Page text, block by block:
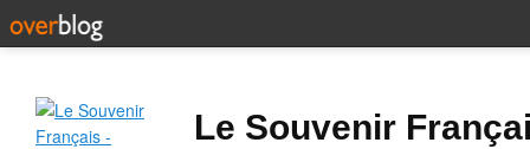
Le Souvenir